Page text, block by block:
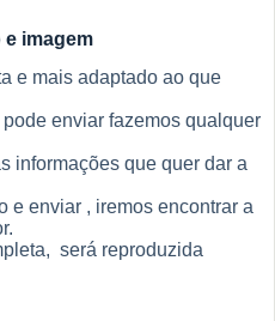
imagem
e mais adaptado ao que
enviar fazemos qualquer
informações que quer dar a
e enviar , iremos encontrar a
será reproduzida